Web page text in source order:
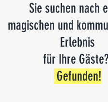
Sie suchen nach
magischen und
Erlebnis
für Ihre Gäste?
Gefunden!